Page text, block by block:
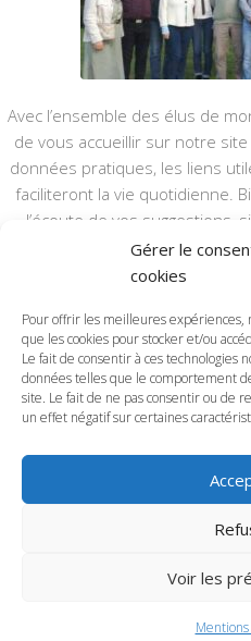
Gérer le
cookies
Pour offrir les meilleures expériences,
que les cookies pour stocker et/ou
Le fait de consentir à ces
données telles que le comportement
site. Le fait de ne pas consentir ou de
un effet négatif sur certaines
Voir les
Avec l’ensemble des élus de
de vous accueillir sur notre
données pratiques, les liens
faciliteront la vie quotidienne.
l’écoute de vos suggestions,
rubriques ou
Ce type de communication
annuel, nous le ferons vivre et
Bonne visite à
Commune d'Anctoville-